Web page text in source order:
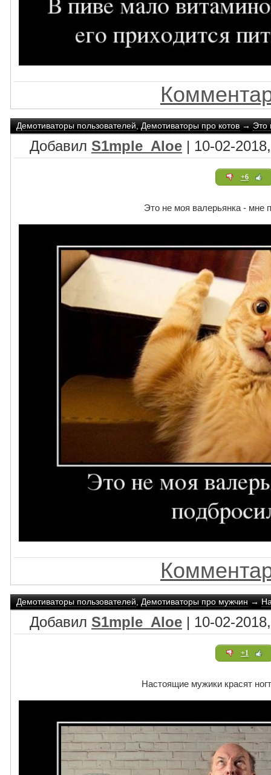
Демотиваторы пользователей,Демотиваторы про котов→Это
Добавил S1mple_Aloe | 10-02-
+6
Это не моя валерьянка - мне
Демотиваторы пользователей,Демотиваторы про мужчин→
Добавил S1mple_Aloe | 10-02-
+1
Настоящие мужики красят